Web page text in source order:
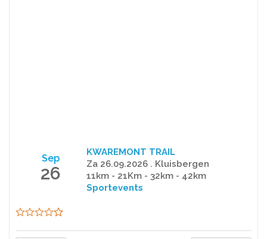
Sep
26
KWAREMONT TRAIL
Za 26.09.2026 . Kluisbergen
11km - 21Km - 32km - 42km
Sportevents